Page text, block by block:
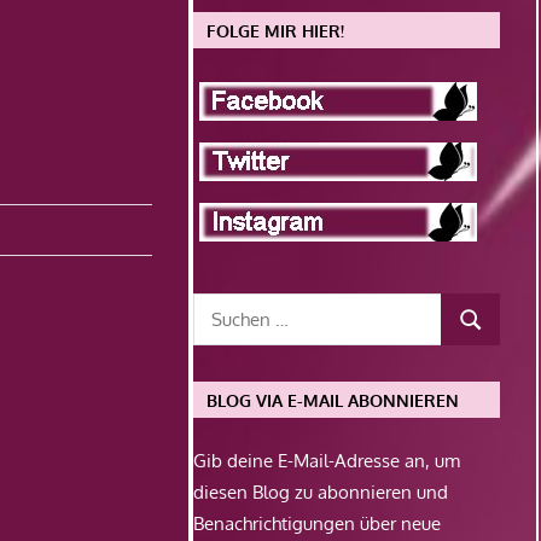
FOLGE MIR HIER!
BLOG VIA E-MAIL ABONNIEREN
Gib deine E-Mail-Adresse an, um
diesen Blog zu abonnieren und
Benachrichtigungen über neue